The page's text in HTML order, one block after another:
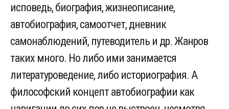
исповедь, биография, жизнеописание,
автобиография, самоотчет, дневник
самонаблюдений, путеводитель и др. Жанров
таких много. Но либо ими занимается
литературоведение, либо историография. А
философский концепт автобиографии как